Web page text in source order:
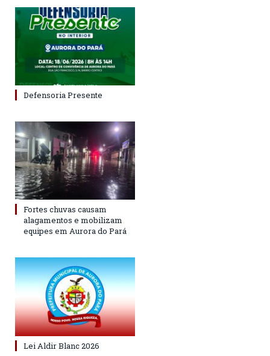
Defensoria Presente
Fortes chuvas causam
alagamentos e mobilizam
equipes em Aurora do Pará
Lei Aldir Blanc 2026